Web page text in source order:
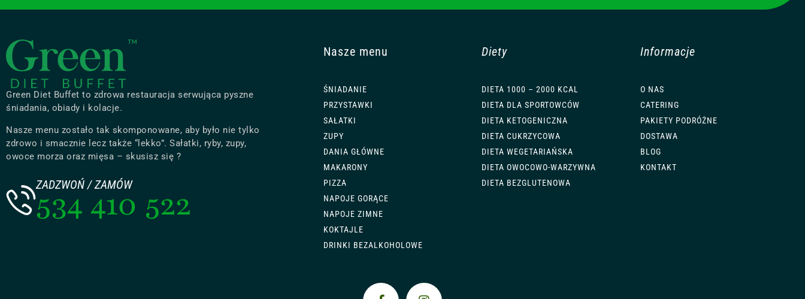
Green Diet Buffet to zdrowa restauracja serwująca pyszne
śniadania, obiady i kolacje.
Nasze menu zostało tak skomponowane, aby było nie tylko
zdrowo i smacznie lecz także “lekko”. Sałatki, ryby, zupy,
owoce morza oraz mięsa – skusisz się ?
ZADZWOŃ / ZAMÓW
534 410 522
Nasze menu
ŚNIADANIE
PRZYSTAWKI
SAŁATKI
ZUPY
DANIA GŁÓWNE
MAKARONY
PIZZA
NAPOJE GORĄCE
NAPOJE ZIMNE
KOKTAJLE
DRINKI BEZALKOHOLOWE
Diety
DIETA 1000 – 2000 KCAL
DIETA DLA SPORTOWCÓW
DIETA KETOGENICZNA
DIETA CUKRZYCOWA
DIETA WEGETARIAŃSKA
DIETA OWOCOWO-WARZYWNA
DIETA BEZGLUTENOWA
Informacje
O NAS
CATERING
PAKIETY PODRÓŻNE
DOSTAWA
BLOG
KONTAKT